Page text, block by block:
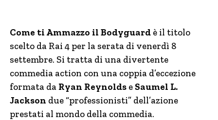
Come ti Ammazzo il Bodyguard è il titolo
scelto da Rai 4 per la serata di venerdì 8
settembre. Si tratta di una divertente
commedia action con una coppia d’eccezione
formata da Ryan Reynolds e Saumel L.
Jackson due “professionisti” dell’azione
prestati al mondo della commedia.